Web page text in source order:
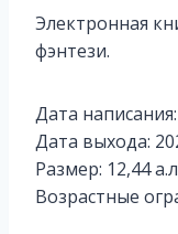
Электронная
фэнтези.
Дата написания:
Дата выхода:
Размер: 12,44
Возрастные